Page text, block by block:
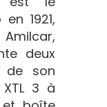
1921,
deux
de son
3 à